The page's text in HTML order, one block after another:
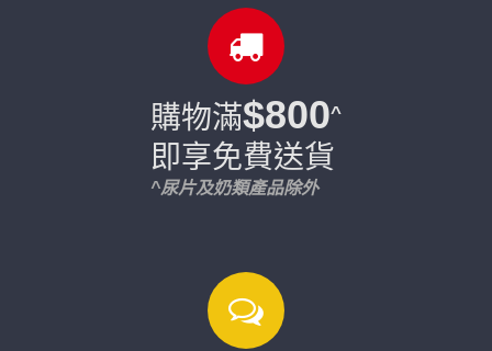
購物滿$800^
即享免費送貨
^尿片及奶類產品除外